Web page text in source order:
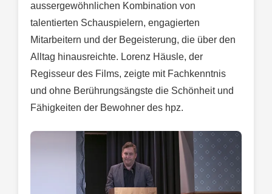
aussergewöhnlichen Kombination von
talentierten Schauspielern, engagierten
Mitarbeitern und der Begeisterung, die über den
Alltag hinausreichte. Lorenz Häusle, der
Regisseur des Films, zeigte mit Fachkenntnis
und ohne Berührungsängste die Schönheit und
Fähigkeiten der Bewohner des hpz.